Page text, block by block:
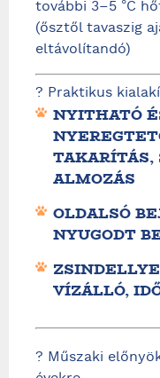
további 3–5 °C
(ősztől tavaszig
eltávolítandó)
? Praktikus
NYITHATÓ
TAKARÍTÁS,
ALMOZÁS
OLDALSÓ
NYUGODT
VÍZÁLLÓ,
?️ Műszaki